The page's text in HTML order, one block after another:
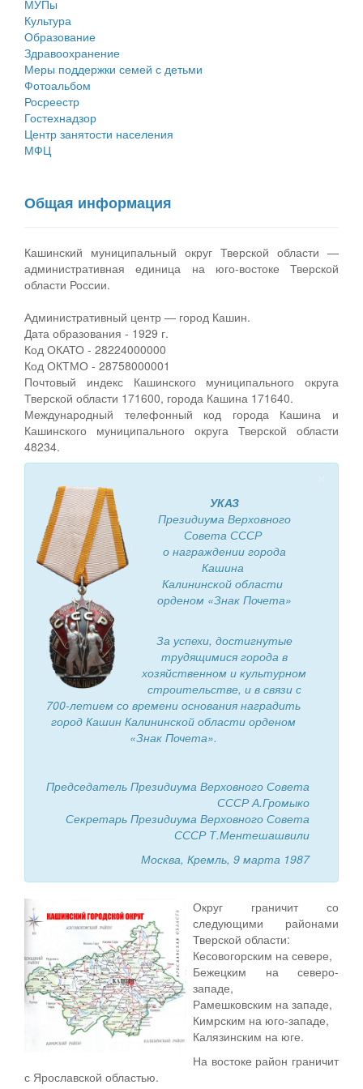
Государственные услуги
Промышленность и АПК
Экономика и бизнес
...
Символика
Устав
Гостям округа
Туризм
Культура
Социальная защита
Фотоальбом
муниципального округа Тверской области
Администрация Кашинского муниципального округа
Тверской области
Управление сельскими территориями
Открытые данные
Муниципальные услуги
Проекты административных регламентов
Антимонопольный комплаенс
Противодействие коррупции
Финансовое управление
Бюджет для граждан
Имущество
Выявление правообладателей ранее учтенных
объектов недвижимости
Информационная поддержка субъектов малого и
среднего предпринимательства
Муниципальные программы
Контрольно-счетная палата
Персональные данные
Оценка регулирующего воздействия
Деятельность МУ
Правила землепользования и застройки
Генеральные планы
Проекты планировки территории
Собрание депутатов
Городское поселение
Сельские поселения
МУПы
Культура
Образование
Здравоохранение
Меры поддержки семей с детьми
Фотоальбом
Росреестр
Гостехнадзор
Центр занятости населения
МФЦ
Общая информация
Кашинский муниципальный округ Тверской области —
административная единица на юго-востоке Тверской
области России.
Административный центр — город Кашин.
Дата образования - 1929 г.
Код ОКАТО - 28224000000
Код ОКТМО - 28758000001
Почтовый индекс Кашинского муниципального округа
Тверской области 171600, города Кашина 171640.
Международный телефонный код города Кашина и
Кашинского муниципального округа Тверской области
48234.
УКАЗ
Президиума Верховного
Совета СССР
о награждении города
Кашина
Калининской области
орденом «Знак Почета»
За успехи, достигнутые
трудящимися города в
хозяйственном и культурном
строительстве, и в связи с
700-летием со времени основания наградить
город Кашин Калининской области орденом
«Знак Почета».
Председатель Президиума Верховного Совета
СССР А.Громыко
Секретарь Президиума Верховного Совета
СССР Т.Ментешашвили
Москва, Кремль, 9 марта 1987
Округ граничит со
следующими районами
Тверской области:
Кесовогорским на севере,
Бежецким на северо-
западе,
Рамешковским на западе,
Кимрским на юго-западе,
Калязинским на юге.
На востоке район граничит
с Ярославской областью.